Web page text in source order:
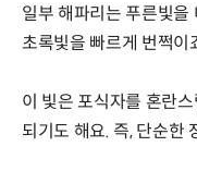
일부 해파리는 푸른빛을
초록빛을 빠르게 번쩍이
이 빛은 포식자를 혼란
되기도 해요. 즉, 단순한